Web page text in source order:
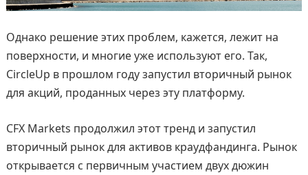
Однако решение этих проблем, кажется, лежит на
поверхности, и многие уже используют его. Так,
CircleUp в прошлом году запустил вторичный рынок
для акций, проданных через эту платформу.
CFX Markets продолжил этот тренд и запустил
вторичный рынок для активов краудфандинга. Рынок
открывается с первичным участием двух дюжин